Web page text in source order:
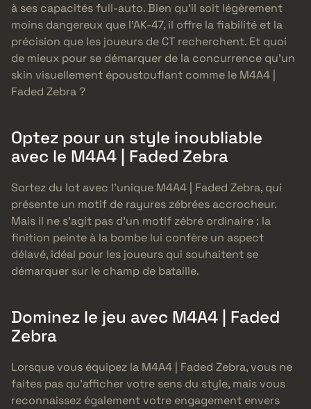
à ses capacités full-auto. Bien qu’il soit légèrement
moins dangereux que l’AK-47, il offre la fiabilité et la
précision que les joueurs de CT recherchent. Et quoi
de mieux pour se démarquer de la concurrence qu’un
skin visuellement époustouflant comme le M4A4 |
Faded Zebra ?
Optez pour un style inoubliable
avec le M4A4 | Faded Zebra
Sortez du lot avec l’unique M4A4 | Faded Zebra, qui
présente un motif de rayures zébrées accrocheur.
Mais il ne s’agit pas d’un motif zébré ordinaire : la
finition peinte à la bombe lui confère un aspect
délavé, idéal pour les joueurs qui souhaitent se
démarquer sur le champ de bataille.
Dominez le jeu avec M4A4 | Faded
Zebra
Lorsque vous équipez la M4A4 | Faded Zebra, vous ne
faites pas qu’afficher votre sens du style, mais vous
reconnaissez également votre engagement envers